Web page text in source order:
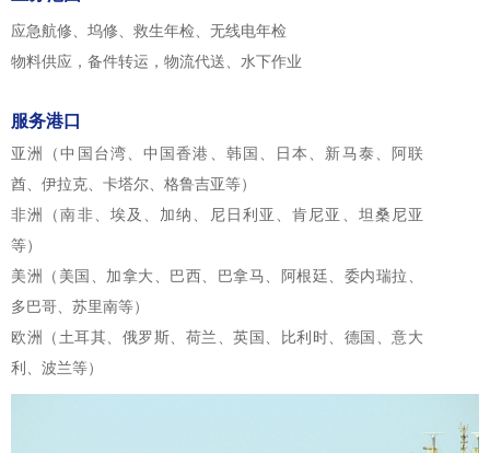
应急航修、坞修、救生年检、无线电年检
物料供应，备件转运，物流代送、水下作业
服务港口
亚洲（中国台湾、中国香港、韩国、日本、新马泰、阿联
酋、伊拉克、卡塔尔、格鲁吉亚等）
非洲（南非、埃及、加纳、尼日利亚、肯尼亚、坦桑尼亚
等）
美洲（美国、加拿大、巴西、巴拿马、阿根廷、委内瑞拉、
多巴哥、苏里南等）
欧洲（土耳其、俄罗斯、荷兰、英国、比利时、德国、意大
利、波兰等）